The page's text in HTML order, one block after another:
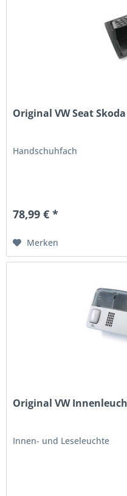
Original VW Seat
Handschuhfach
78,99 € *
Merken
Original VW
Innen- und Leseleuchte